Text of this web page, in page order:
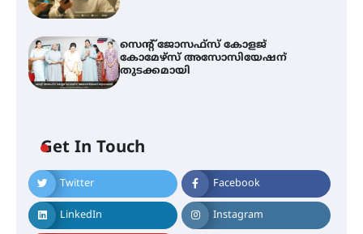
സെന്റ് ജോസഫ്സ് കോളജ്
കോമേഴ്‌സ് അസോസിയേഷന്
തുടക്കമായി
Get In Touch
Twitter Facebook
LinkedIn Instagram
ട്യുണീഷ്യൻ ചിത്രം ” ദി വോയിസ്
ഓഫ് ഹിന്ദ് റജബ് ” ഇരിങ്ങാലക്കുട
ഫിലിം സൊസൈറ്റി ആഗസ്റ്റ് 7
വെള്ളിയാഴ്ച സ്‌ക്രീൻ ചെയ്യുന്നു